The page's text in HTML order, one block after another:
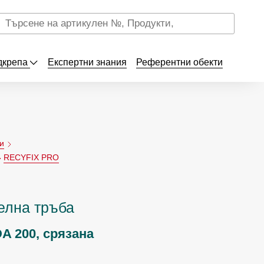
Експертни знания Референтни обекти
RECYFIX PRO
тръба
200, срязана